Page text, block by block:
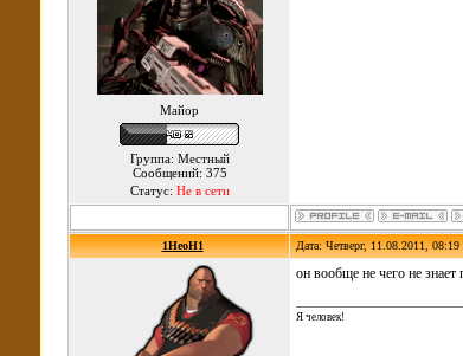
Майор
Группа: Местный
Сообщений: 375
Статус: Не в сети
1HeoH1 Дата: Четверг, 11.08.2011,
он вообще не чего не знает
Я человек!